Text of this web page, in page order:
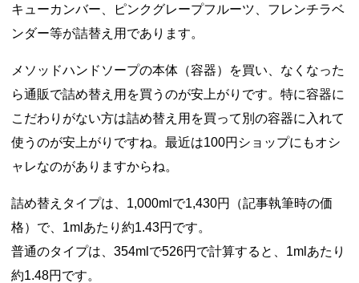
キューカンバー、ピンクグレープフルーツ、フレンチラベ
ンダー等が詰替え用であります。
メソッドハンドソープの本体（容器）を買い、なくなった
ら通販で詰め替え用を買うのが安上がりです。特に容器に
こだわりがない方は詰め替え用を買って別の容器に入れて
使うのが安上がりですね。最近は100円ショップにもオシ
ャレなのがありますからね。
詰め替えタイプは、1,000mlで1,430円（記事執筆時の価
格）で、1mlあたり約1.43円です。
普通のタイプは、354mlで526円で計算すると、1mlあたり
約1.48円です。